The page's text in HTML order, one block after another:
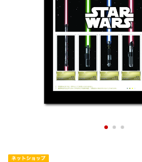
1 2 3